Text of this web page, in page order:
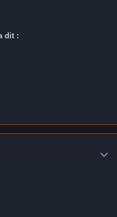
dit :